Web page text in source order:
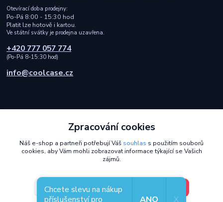
Otevírací doba prodejny:
Po-Pá 8:00 - 15:30 hod
Platit lze hotově i kartou.
Ve státní svátky je prodejna uzavřena.
+420 777 057 774
(Po-Pá 8-15:30 hod)
info@coolcase.cz
Rychlá a spolehlivá doprava i bezpečná online platba
2014 - 2026 © Coolcase.cz - Pouzdra, kryty, obaly, ochranná skla a
Design odOndrejDvorak.com.
Zpracování cookies
Náš e-shop a partneři potřebují Váš souhlas s použitím souborů
cookies, aby Vám mohli zobrazovat informace týkající se Vašich
zájmů.
Nastavení V pořádku, jdu si vybrat
Chcete slevu na nákup
příslušenství pro
ANO X